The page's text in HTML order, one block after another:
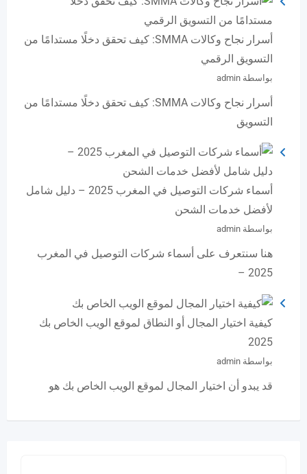
أسرار نجاح وكالات SMMA: كيف تحقق دخلًا مستدامًا من
التسويق الرقمي
بواسطة admin
أسرار نجاح وكالات SMMA: كيف تحقق دخلًا مستدامًا من
التسويق
أسماء شركات التوصيل في المغرب 2025 – دليل شامل
لأفضل خدمات الشحن
بواسطة admin
هنا سنتعرف على أسماء شركات التوصيل في المغرب
2025 –
كيفية اختيار المجال أو النطاق لموقع الويب الخاص بك
2025
بواسطة admin
قد يبدو أن اختيار المجال لموقع الويب الخاص بك هو